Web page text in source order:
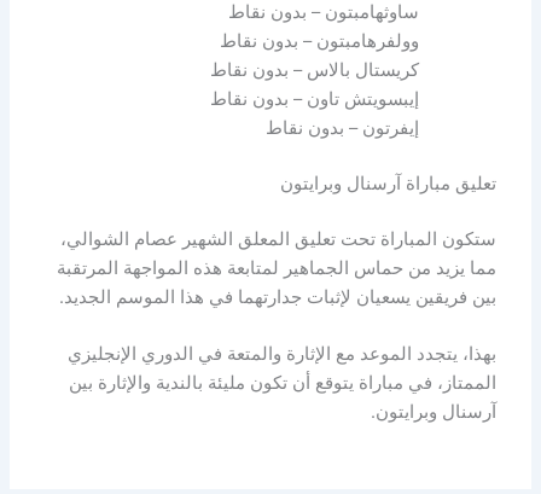
ساوثهامبتون – بدون نقاط
وولفرهامبتون – بدون نقاط
كريستال بالاس – بدون نقاط
إيبسويتش تاون – بدون نقاط
إيفرتون – بدون نقاط
تعليق مباراة آرسنال وبرايتون
ستكون المباراة تحت تعليق المعلق الشهير عصام الشوالي،
مما يزيد من حماس الجماهير لمتابعة هذه المواجهة المرتقبة
بين فريقين يسعيان لإثبات جدارتهما في هذا الموسم الجديد.
بهذا، يتجدد الموعد مع الإثارة والمتعة في الدوري الإنجليزي
الممتاز، في مباراة يتوقع أن تكون مليئة بالندية والإثارة بين
آرسنال وبرايتون.